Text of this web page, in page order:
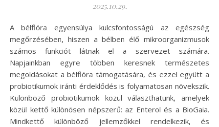
2025.10.29.
A bélflóra egyensúlya kulcsfontosságú az egészség
megőrzésében, hiszen a bélben élő mikroorganizmusok
számos funkciót látnak el a szervezet számára.
Napjainkban egyre többen keresnek természetes
megoldásokat a bélflóra támogatására, és ezzel együtt a
probiotikumok iránti érdeklődés is folyamatosan növekszik.
Különböző probiotikumok közül választhatunk, amelyek
közül kettő különösen népszerű: az Enterol és a BioGaia.
Mindkettő különböző jellemzőkkel rendelkezik, és